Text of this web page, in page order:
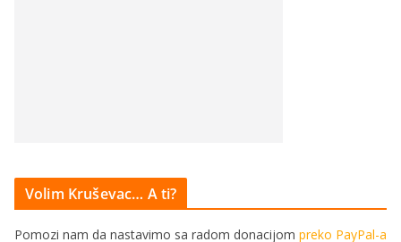
Volim Kruševac… A ti?
Pomozi nam da nastavimo sa radom donacijom preko PayPal-a